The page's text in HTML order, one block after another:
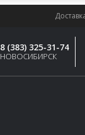
8 (383) 325-31-74
НОВОСИБИРСК